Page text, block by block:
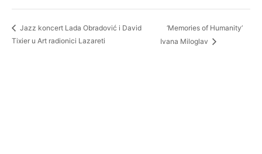
Jazz koncert Lada Obradović i David
Tixier u Art radionici Lazareti
‘Memories of Humanity’
Ivana Miloglav